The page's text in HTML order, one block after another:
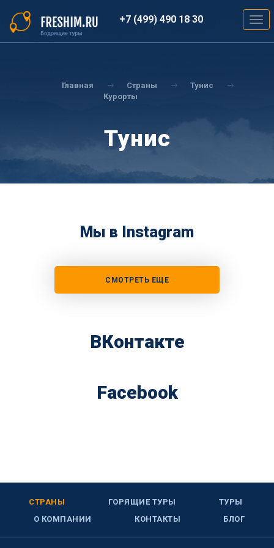
основному
содержанию
+7 (499) 490 18 30
Главная Страны
Тунис
Курорты
Тунис
Мы в Instagram
СМОТРЕТЬ ЕЩЕ
ВКонтакте
Facebook
СТРАНЫ ГОРЯЩИЕ ТУРЫ
ТУРЫ
О КОМПАНИИ
КОНТАКТЫ БЛОГ